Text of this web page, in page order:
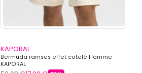
KAPORAL
Bermuda ramses effet cotelé Homme
KAPORAL